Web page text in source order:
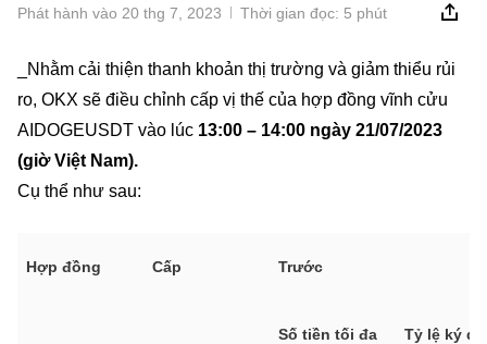
Phát hành vào 20 thg 7, 2023 Thời gian đọc: 5 phút
_Nhằm cải thiện thanh khoản thị trường và giảm thiểu rủi
ro, OKX sẽ điều chỉnh cấp vị thế của hợp đồng vĩnh cửu
AIDOGEUSDT vào lúc 13:00 – 14:00 ngày 21/07/2023
(giờ Việt Nam).
Cụ thể như sau:
Hợp đồng Cấp Trước
Số tiền tối đa
Tỷ lệ ký